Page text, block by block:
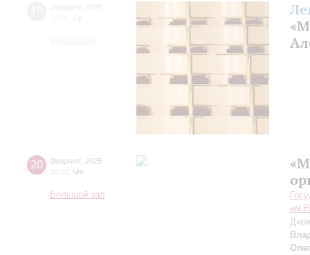
20 февраля 2025
20:00 Чт
Большой зал